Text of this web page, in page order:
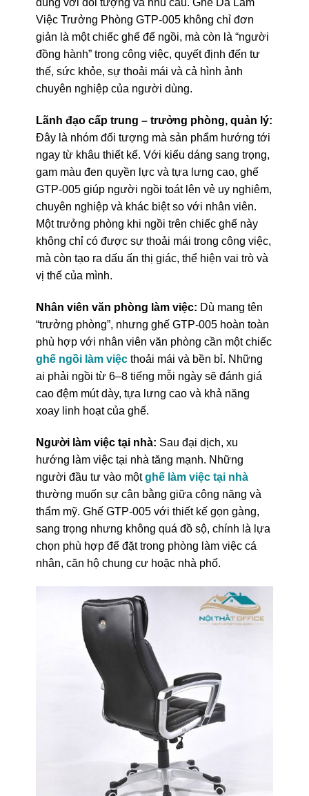
đúng với đối tượng và nhu cầu. Ghế Da Làm
Việc Trưởng Phòng GTP-005 không chỉ đơn
giản là một chiếc ghế để ngồi, mà còn là “người
đồng hành” trong công việc, quyết định đến tư
thế, sức khỏe, sự thoải mái và cả hình ảnh
chuyên nghiệp của người dùng.
Lãnh đạo cấp trung – trưởng phòng, quản lý:
Đây là nhóm đối tượng mà sản phẩm hướng tới
ngay từ khâu thiết kế. Với kiểu dáng sang trọng,
gam màu đen quyền lực và tựa lưng cao, ghế
GTP-005 giúp người ngồi toát lên vẻ uy nghiêm,
chuyên nghiệp và khác biệt so với nhân viên.
Một trưởng phòng khi ngồi trên chiếc ghế này
không chỉ có được sự thoải mái trong công việc,
mà còn tạo ra dấu ấn thị giác, thể hiện vai trò và
vị thế của mình.
Nhân viên văn phòng làm việc: Dù mang tên
“trưởng phòng”, nhưng ghế GTP-005 hoàn toàn
phù hợp với nhân viên văn phòng cần một chiếc
ghế ngồi làm việcthoải mái và bền bỉ. Những
ai phải ngồi từ 6–8 tiếng mỗi ngày sẽ đánh giá
cao đệm mút dày, tựa lưng cao và khả năng
xoay linh hoạt của ghế.
Người làm việc tại nhà: Sau đại dịch, xu
hướng làm việc tại nhà tăng mạnh. Những
người đầu tư vào mộtghế làm việc tại nhà
thường muốn sự cân bằng giữa công năng và
thẩm mỹ. Ghế GTP-005 với thiết kế gọn gàng,
sang trọng nhưng không quá đồ sộ, chính là lựa
chọn phù hợp để đặt trong phòng làm việc cá
nhân, căn hộ chung cư hoặc nhà phố.